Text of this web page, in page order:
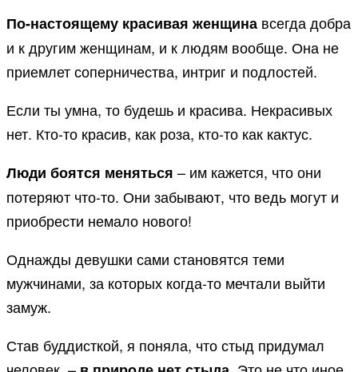
По-настоящему красивая женщина всегда добра
и к другим женщинам, и к людям вообще. Она не
приемлет соперничества, интриг и подлостей.
Если ты умна, то будешь и красива. Некрасивых
нет. Кто-то красив, как роза, кто-то как кактус.
Люди боятся меняться – им кажется, что они
потеряют что-то. Они забывают, что ведь могут и
приобрести немало нового!
Однажды девушки сами становятся теми
мужчинами, за которых когда-то мечтали выйти
замуж.
Став буддисткой, я поняла, что стыд придумал